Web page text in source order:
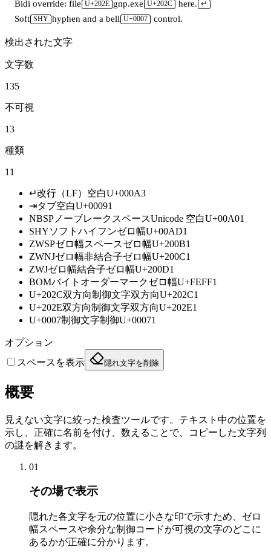
Bidi override: file U+202E gnp.exe U+202C here. ↵
Soft SHY hyphen and a bell U+0007 control.
検出された文字
文字数
135
不可視
13
種類
11
↵改行（LF） 空白U+000A3
⇥タブ空白U+00091
NBSP ノーブレークスペースUnicode 空白U+00A01
SHYソフトハイフンゼロ幅U+00AD1
ZWSPゼロ幅スペースゼロ幅U+200B1
ZWNJゼロ幅非結合子ゼロ幅U+200C1
ZWJゼロ幅結合子ゼロ幅U+200D1
BOMバイトオーダーマークゼロ幅U+FEFF1
U+202C双方向制御文字双方向U+202C1
U+202E双方向制御文字双方向U+202E1
U+0007制御文字制御U+00071
オプション
スペースを表示
隠れ文字を削除
概要
見えない文字に絞った検査ツールです。テキスト中の位置を
示し、正確に名前を付け、数えることで、コピーした文字列
の謎を解きます。
01
その場で表示
隠れた各文字を元の位置に小さな印で示すため、ゼロ
幅スペースや余分な制御コードが可視の文字のどこに
あるかが正確に分かります。